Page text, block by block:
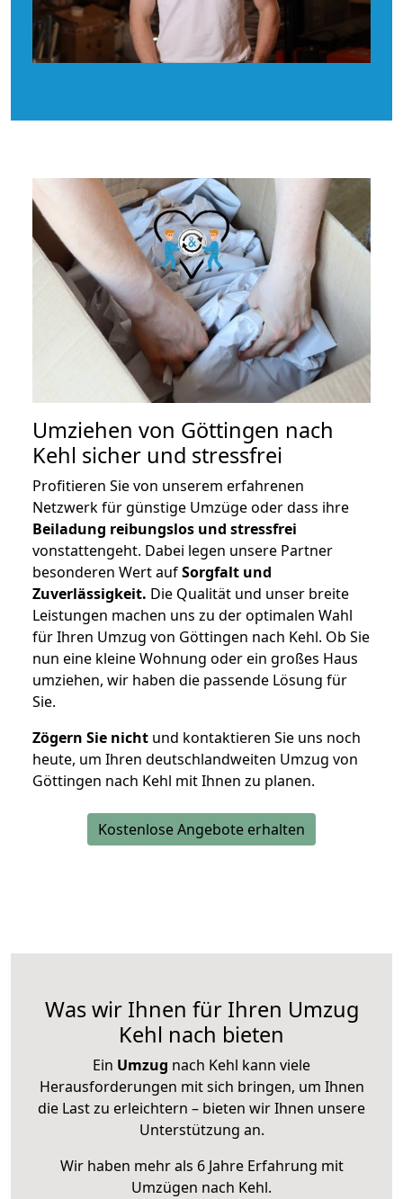
Umziehen von Göttingen nach
Kehl sicher und stressfrei
Profitieren Sie von unserem erfahrenen
Netzwerk für günstige Umzüge oder dass ihre
Beiladung reibungslos und stressfrei
vonstattengeht. Dabei legen unsere Partner
besonderen Wert aufSorgfalt und
Zuverlässigkeit. Die Qualität und unser breite
Leistungen machen uns zu der optimalen Wahl
für Ihren Umzug von Göttingen nach Kehl. Ob Sie
nun eine kleine Wohnung oder ein großes Haus
umziehen, wir haben die passende Lösung für
Sie.
Zögern Sie nicht und kontaktieren Sie uns noch
heute, um Ihren deutschlandweiten Umzug von
Göttingen nach Kehl mit Ihnen zu planen.
Kostenlose Angebote erhalten
Was wir Ihnen für Ihren Umzug
Kehl nach bieten
Ein Umzug nach Kehl kann viele
Herausforderungen mit sich bringen, um Ihnen
die Last zu erleichtern – bieten wir Ihnen unsere
Unterstützung an.
Wir haben mehr als 6 Jahre Erfahrung mit
Umzügen nach Kehl.